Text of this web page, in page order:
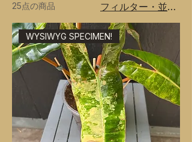
25点の商品 フィルター・並び替え
WYSIWYG SPECIMEN!